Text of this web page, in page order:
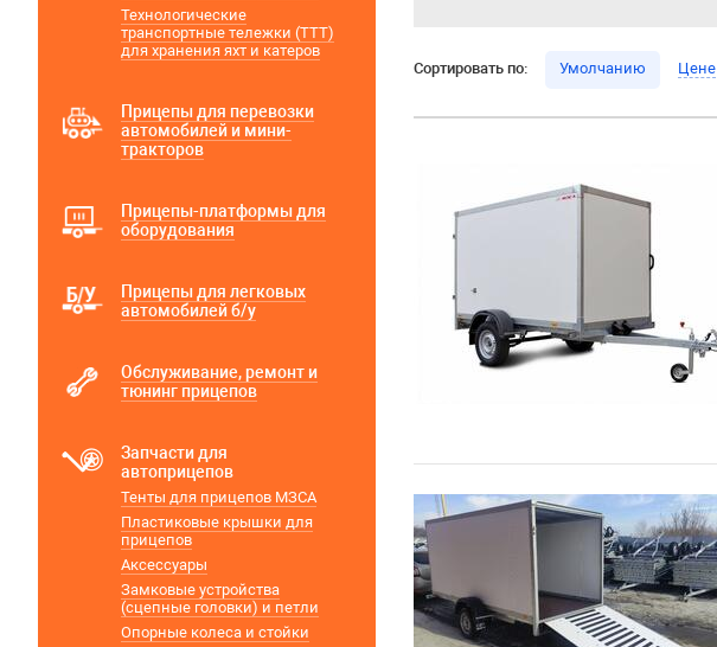
Сортировать по: Умолчанию Цене
Технологические
транспортные тележки (ТТТ)
для хранения яхт и катеров
Прицепы для перевозки
автомобилей и мини-
тракторов
Прицепы-платформы для
оборудования
Прицепы для легковых
автомобилей б/у
Обслуживание, ремонт и
тюнинг прицепов
Запчасти для
автоприцепов
Тенты для прицепов МЗСА
Пластиковые крышки для
прицепов
Аксессуары
Замковые устройства
(сцепные головки) и петли
Опорные колеса и стойки